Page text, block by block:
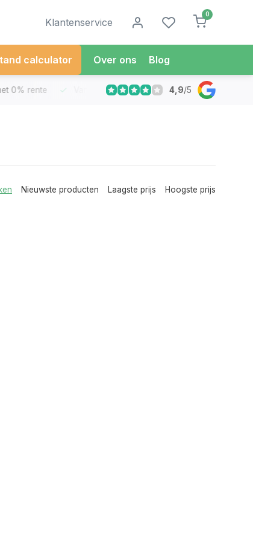
Klantenservice
0
calculator Over ons Blog
rente Vandaag besteldMorgen in Huis*
4,9/5
Nieuwste producten Laagste prijs Hoogste prijs